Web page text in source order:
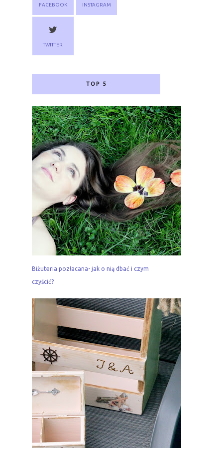
FACEBOOK INSTAGRAM
TWITTER
TOP 5
Biżuteria pozłacana- jak o nią dbać i czym
czyścić?